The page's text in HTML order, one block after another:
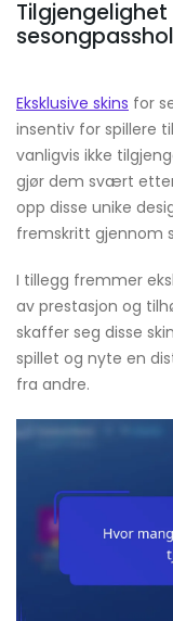
Tilgjengelighet
Eksklusive skins for
insentiv for spillere
vanligvis ikke
gjør dem svært
opp disse unike
fremskritt gjennom
I tillegg fremmer
av prestasjon og
skaffer seg disse
spillet og nyte en
fra andre.